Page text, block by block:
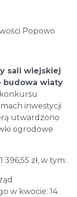
Popowo
sali wiejskiej
budowa wiaty
inwestycji
utwardzono
ogrodowe
396,55 zł, w tym:
w kwocie: 14